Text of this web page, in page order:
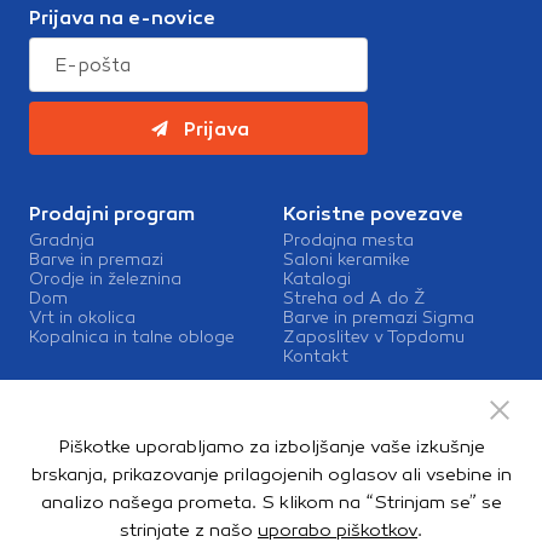
Prijava na e-novice
Prijava
Prodajni program
Gradnja
Barve in premazi
Orodje in železnina
Dom
Vrt in okolica
Kopalnica in talne obloge
Koristne povezave
Prodajna mesta
Saloni keramike
Katalogi
Streha od A do Ž
Barve in premazi Sigma
Zaposlitev v Topdomu
Kontakt
Mešalnice barv
Dostava
Piškotke uporabljamo za izboljšanje vaše izkušnje
brskanja, prikazovanje prilagojenih oglasov ali vsebine in
analizo našega prometa. S klikom na “Strinjam se” se
strinjate z našo uporabo piškotkov.